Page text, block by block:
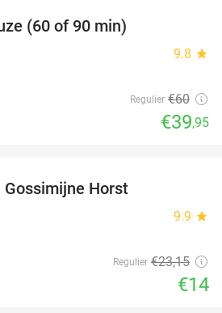
(60 of 90 min)
9.8 star
Regulier €60
€39,95
Horst
9.9 star
Regulier €23,15
€14